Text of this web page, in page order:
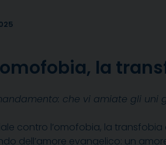
la
che vi amiate gli uni
contro l’omofobia, la
dell’amore evangelico: un